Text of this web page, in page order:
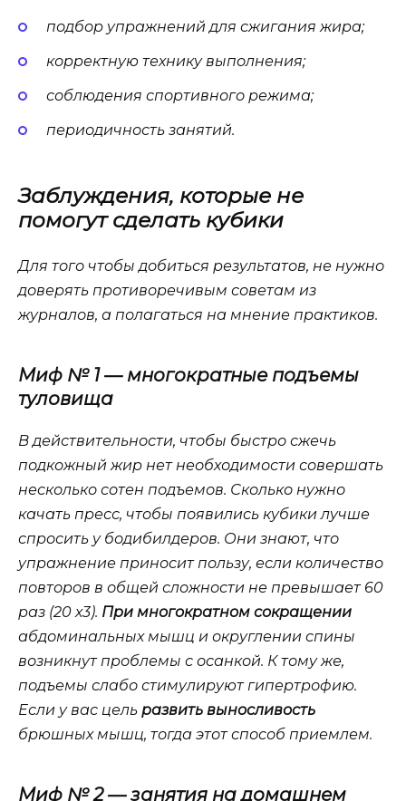
подбор упражнений для сжигания жира;
корректную технику выполнения;
соблюдения спортивного режима;
периодичность занятий.
Заблуждения, которые не
помогут сделать кубики
Для того чтобы добиться результатов, не нужно
доверять противоречивым советам из
журналов, а полагаться на мнение практиков.
Миф № 1 — многократные подъемы
туловища
В действительности, чтобы быстро сжечь
подкожный жир нет необходимости совершать
несколько сотен подъемов. Сколько нужно
качать пресс, чтобы появились кубики лучше
спросить у бодибилдеров. Они знают, что
упражнение приносит пользу, если количество
повторов в общей сложности не превышает 60
раз (20 х3). При многократном сокращении
абдоминальных мышц и округлении спины
возникнут проблемы с осанкой. К тому же,
подъемы слабо стимулируют гипертрофию.
Если у вас цель развить выносливость
брюшных мышц, тогда этот способ приемлем.
Миф № 2 — занятия на домашнем